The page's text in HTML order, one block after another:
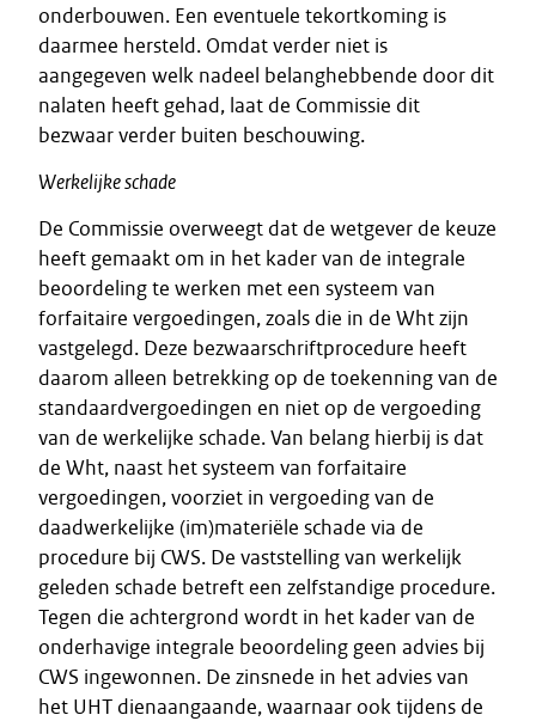
onderbouwen. Een eventuele tekortkoming is
daarmee hersteld. Omdat verder niet is
aangegeven welk nadeel belanghebbende door dit
nalaten heeft gehad, laat de Commissie dit
bezwaar verder buiten beschouwing.
Werkelijke schade
De Commissie overweegt dat de wetgever de keuze
heeft gemaakt om in het kader van de integrale
beoordeling te werken met een systeem van
forfaitaire vergoedingen, zoals die in de Wht zijn
vastgelegd. Deze bezwaarschriftprocedure heeft
daarom alleen betrekking op de toekenning van de
standaardvergoedingen en niet op de vergoeding
van de werkelijke schade. Van belang hierbij is dat
de Wht, naast het systeem van forfaitaire
vergoedingen, voorziet in vergoeding van de
daadwerkelijke (im)materiële schade via de
procedure bij CWS. De vaststelling van werkelijk
geleden schade betreft een zelfstandige procedure.
Tegen die achtergrond wordt in het kader van de
onderhavige integrale beoordeling geen advies bij
CWS ingewonnen. De zinsnede in het advies van
het UHT dienaangaande, waarnaar ook tijdens de